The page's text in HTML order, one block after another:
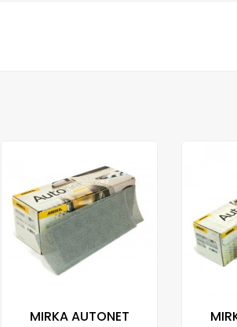
MIRKA AUTONET